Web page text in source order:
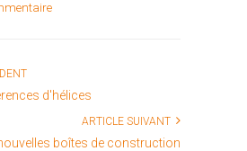
d'hélices
ARTICLE SUIVANT
boîtes de construction